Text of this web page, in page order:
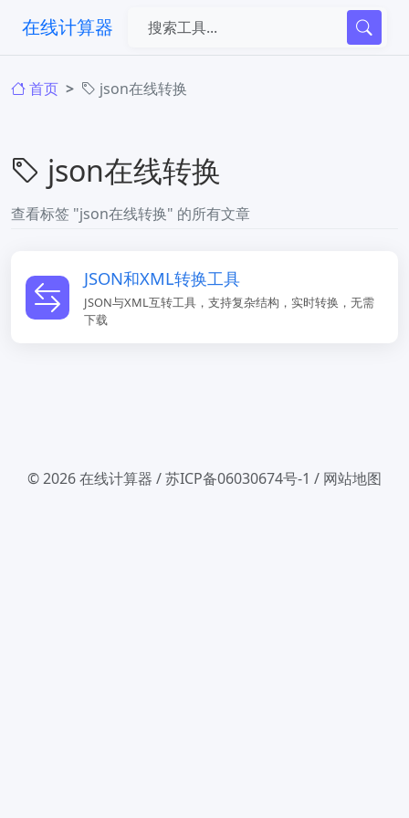
在线计算器
首页 json在线转换
json在线转换
查看标签 "json在线转换" 的所有文章
JSON和XML转换工具
JSON与XML互转工具，支持复杂结构，实时转换，无需
下载
© 2026在线计算器 /苏ICP备06030674号-1 / 网站地图